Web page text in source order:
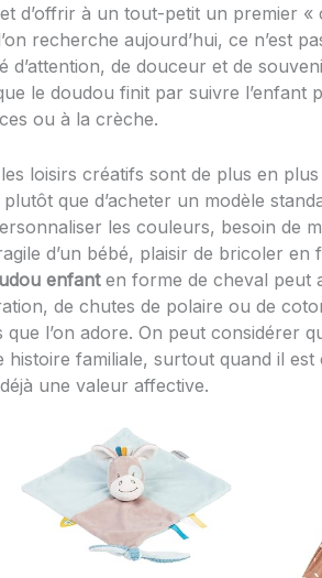
d’offrir à un tout-petit un premier «
recherche aujourd’hui, ce n’est
d’attention, de douceur et de
le doudou finit par suivre l’enfant
ou à la crèche.
loisirs créatifs sont de plus en
que d’acheter un modèle
les couleurs, besoin de
d’un bébé, plaisir de bricoler en
enfanten forme de cheval peut
de chutes de polaire ou de
l’on adore. On peut considérer
familiale, surtout quand il est
une valeur affective.